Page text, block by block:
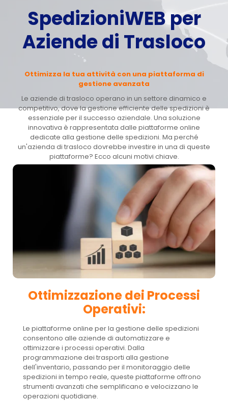
SpedizioniWEB per
Aziende di Trasloco
Ottimizza la tua attività con una piattaforma di
gestione avanzata
Le aziende di trasloco operano in un settore dinamico e
competitivo, dove la gestione efficiente delle spedizioni è
essenziale per il successo aziendale. Una soluzione
innovativa è rappresentata dalle piattaforme online
dedicate alla gestione delle spedizioni. Ma perché
un'azienda di trasloco dovrebbe investire in una di queste
piattaforme? Ecco alcuni motivi chiave.
Contattaci Prenota una demo
Ottimizzazione dei Processi
Operativi:
Le piattaforme online per la gestione delle spedizioni
consentono alle aziende di automatizzare e
ottimizzare i processi operativi. Dalla
programmazione dei trasporti alla gestione
dell'inventario, passando per il monitoraggio delle
spedizioni in tempo reale, queste piattaforme offrono
strumenti avanzati che semplificano e velocizzano le
operazioni quotidiane.